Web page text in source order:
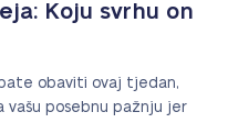
Koju svrhu on
obaviti ovaj tjedan,
posebnu pažnju jer